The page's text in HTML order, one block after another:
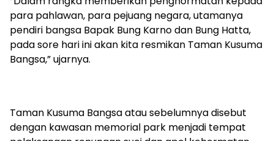
para pahlawan, para pejuang negara, utamanya
pendiri bangsa Bapak Bung Karno dan Bung Hatta,
pada sore hari ini akan kita resmikan Taman Kusuma
Bangsa,” ujarnya.
Taman Kusuma Bangsa atau sebelumnya disebut
dengan kawasan memorial park menjadi tempat